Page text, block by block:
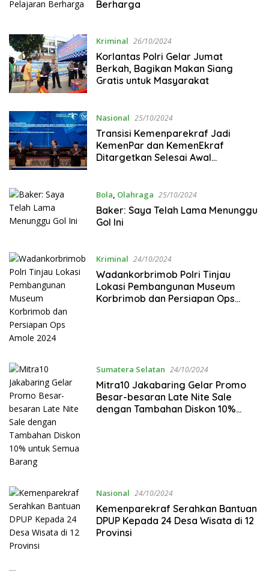
Berharga
Kriminal 26/10/2024
Korlantas Polri Gelar Jumat
Berkah, Bagikan Makan Siang
Gratis untuk Masyarakat
Nasional 25/10/2024
Transisi Kemenparekraf Jadi
KemenPar dan KemenEkraf
Ditargetkan Selesai Awal
Bola, Olahraga 25/10/2024
Baker: Saya Telah Lama Menunggu
Gol Ini
Kriminal 24/10/2024
Wadankorbrimob Polri Tinjau
Lokasi Pembangunan Museum
Korbrimob dan Persiapan Ops
Sumatera Selatan 24/10/2024
Mitra10 Jakabaring Gelar Promo
Besar-besaran Late Nite Sale
dengan Tambahan Diskon 10%
Nasional 24/10/2024
Kemenparekraf Serahkan Bantuan
DPUP Kepada 24 Desa Wisata di 12
Provinsi